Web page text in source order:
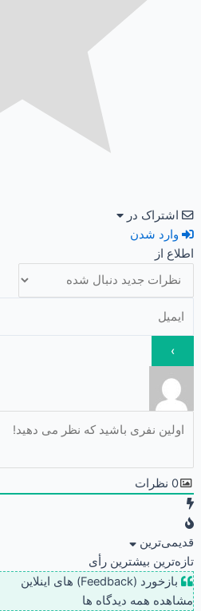
اشتراک در
وارد شدن
اطلاع از
0 نظرات
قدیمی‌ترین
تازه‌ترین بیشترین رأی
بازخورد (Feedback) های اینلاین
مشاهده همه دیدگاه ها